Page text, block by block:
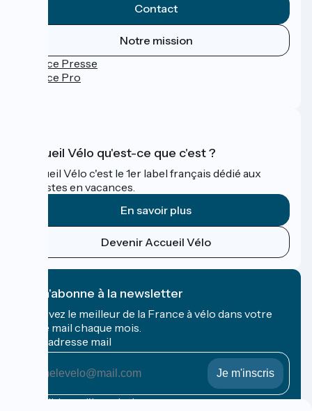
Contact
Notre mission
Espace Presse
Espace Pro
Accueil Vélo qu'est-ce que c'est ?
Accueil Vélo c'est le 1er label français dédié aux
cyclistes en vacances.
En savoir plus
Devenir Accueil Vélo
Je m'abonne à la newsletter
Recevez le meilleur de la France à vélo dans votre
boîte mail chaque mois.
Mon adresse mail
Mon
adresse
mail
Conditions d'inscription